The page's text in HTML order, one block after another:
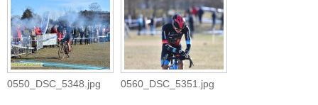
0550_DSC_5348.jpg 0560_DSC_5351.jpg